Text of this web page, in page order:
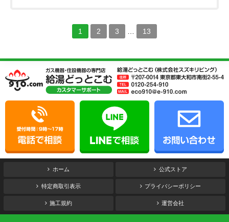
1 2 3 13
ホーム 公式ストア
特定商取引表示 プライバシーポリシー
施工規約 運営会社